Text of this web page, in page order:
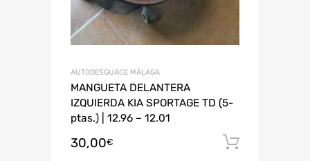
AUTODESGUACE MÁLAGA
MANGUETA DELANTERA
IZQUIERDA KIA SPORTAGE TD (5-
ptas.) | 12.96 – 12.01
30,00€